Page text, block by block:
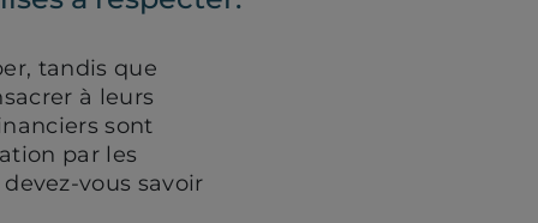
tandis que
à leurs
sont
par les
vous savoir